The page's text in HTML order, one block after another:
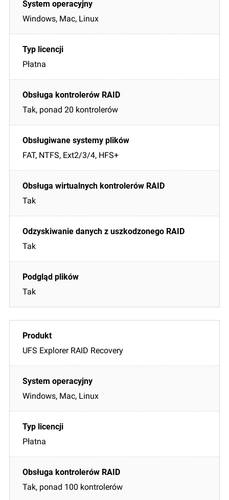
Windows, Mac, Linux
Płatna
Tak, ponad 20 kontrolerów
FAT, NTFS, Ext2/3/4, HFS+
Tak
Tak
Tak
UFS Explorer RAID Recovery
Windows, Mac, Linux
Płatna
Tak, ponad 100 kontrolerów